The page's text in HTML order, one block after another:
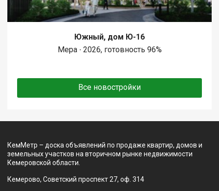
Южный, дом Ю-16
Мера ∙ 2026, готовность 96%
Все новостройки
КемМетр – доска объявлений по продаже квартир, домов и
земельных участков на вторичном рынке недвижимости
Кемеровской области.
Кемерово, Советский проспект 27, оф. 314